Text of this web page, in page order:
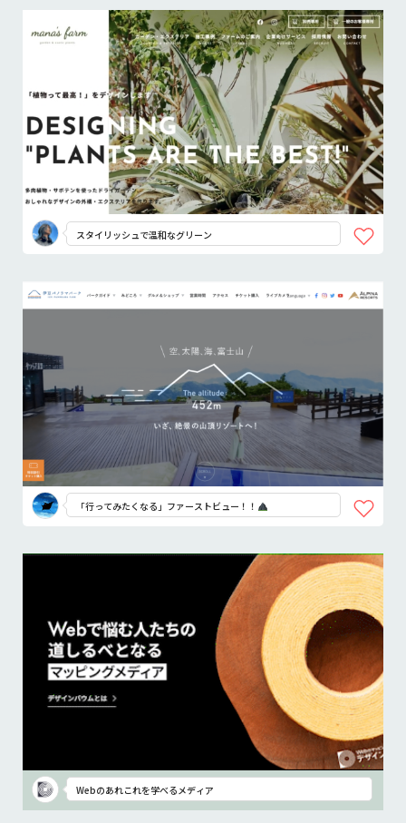
スタイリッシュで温和なグリーン
「行ってみたくなる」ファーストビュー！！
Webのあれこれを学べるメディア